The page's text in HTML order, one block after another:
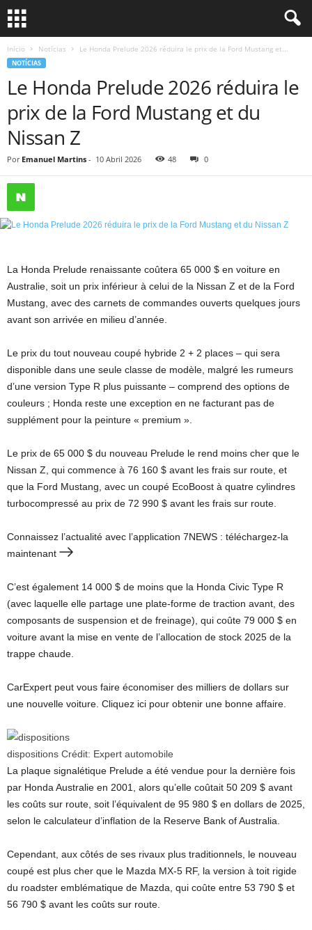
Início Notícias Le Honda Prelude 2026 réduira le prix de la Ford Mustang et...
NOTÍCIAS
Le Honda Prelude 2026 réduira le
prix de la Ford Mustang et du
Nissan Z
Por Emanuel Martins - 10 Abril 2026 48 0
La Honda Prelude renaissante coûtera 65 000 $ en voiture en
Australie, soit un prix inférieur à celui de la Nissan Z et de la Ford
Mustang, avec des carnets de commandes ouverts quelques jours
avant son arrivée en milieu d’année.
Le prix du tout nouveau coupé hybride 2 + 2 places – qui sera
disponible dans une seule classe de modèle, malgré les rumeurs
d’une version Type R plus puissante – comprend des options de
couleurs ; Honda reste une exception en ne facturant pas de
supplément pour la peinture « premium ».
Le prix de 65 000 $ du nouveau Prelude le rend moins cher que le
Nissan Z, qui commence à 76 160 $ ​​avant les frais sur route, et
que la Ford Mustang, avec un coupé EcoBoost à quatre cylindres
turbocompressé au prix de 72 990 $ avant les frais sur route.
Connaissez l’actualité avec l’application 7NEWS : téléchargez-la
maintenant
C’est également 14 000 $ de moins que la Honda Civic Type R
(avec laquelle elle partage une plate-forme de traction avant, des
composants de suspension et de freinage), qui coûte 79 000 $ en
voiture avant la mise en vente de l’allocation de stock 2025 de la
trappe chaude.
CarExpert peut vous faire économiser des milliers de dollars sur
une nouvelle voiture. Cliquez ici pour obtenir une bonne affaire.
dispositions Crédit: Expert automobile
La plaque signalétique Prelude a été vendue pour la dernière fois
par Honda Australie en 2001, alors qu’elle coûtait 50 209 $ avant
les coûts sur route, soit l’équivalent de 95 980 $ en dollars de 2025,
selon le calculateur d’inflation de la Reserve Bank of Australia.
Cependant, aux côtés de ses rivaux plus traditionnels, le nouveau
coupé est plus cher que le Mazda MX-5 RF, la version à toit rigide
du roadster emblématique de Mazda, qui coûte entre 53 790 $ et
56 790 $ avant les coûts sur route.